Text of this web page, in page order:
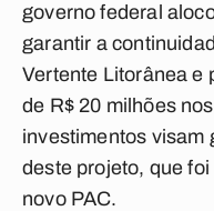
governo federal
garantir a
Vertente Litorânea e
de R$ 20 milhões
investimentos visam
deste projeto, que
novo PAC.